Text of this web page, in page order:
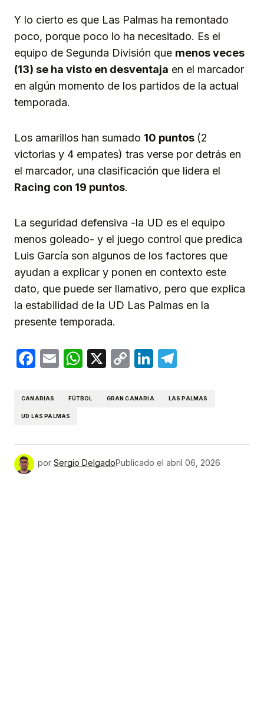
Y lo cierto es que Las Palmas ha remontado
poco, porque poco lo ha necesitado. Es el
equipo de Segunda División que menos veces
(13) se ha visto en desventaja en el marcador
en algún momento de los partidos de la actual
temporada.
Los amarillos han sumado 10 puntos (2
victorias y 4 empates) tras verse por detrás en
el marcador, una clasificación que lidera el
Racing con 19 puntos.
La seguridad defensiva -la UD es el equipo
menos goleado- y el juego control que predica
Luis García son algunos de los factores que
ayudan a explicar y ponen en contexto este
dato, que puede ser llamativo, pero que explica
la estabilidad de la UD Las Palmas en la
presente temporada.
Facebook
EmailWhatsApp
X
CopyLinkedIn
CANARIAS FÚTBOL GRAN CANARIA LAS PALMAS
UD LAS PALMAS
por Sergio DelgadoPublicado el abril 06, 2026